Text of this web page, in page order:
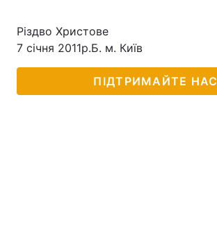
Різдво Христове
7 січня 2011р.Б. м. Київ
ПІДТРИМАЙТЕ НАС